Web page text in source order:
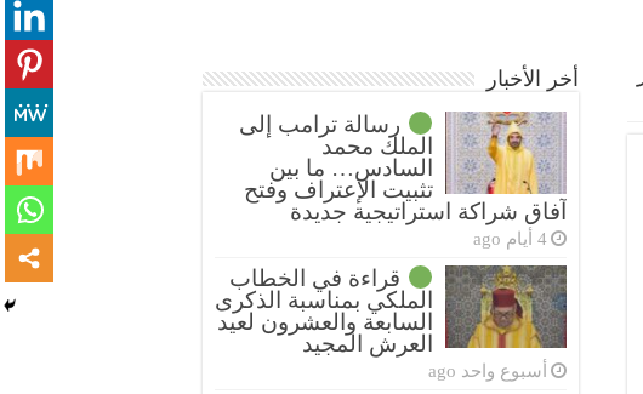
أخر الأخبار
رسالة ترامب إلى
الملك محمد
السادس… ما بين
تثبيت الإعتراف وفتح
آفاق شراكة استراتيجية جديدة
4 أيام ago
قراءة في الخطاب
الملكي بمناسبة الذكرى
السابعة والعشرون لعيد
العرش المجيد
أسبوع واحد ago